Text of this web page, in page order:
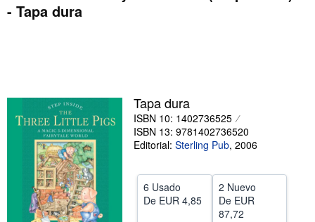
Colecciones
Vendedores
Comenzar a vender
Ayuda
- Tapa dura
Tapa dura
ISBN 10: 1402736525
ISBN 13: 9781402736520
Editorial: Sterling Pub, 2006
6 Usado
De EUR 4,85
2 Nuevo
De EUR
87,72